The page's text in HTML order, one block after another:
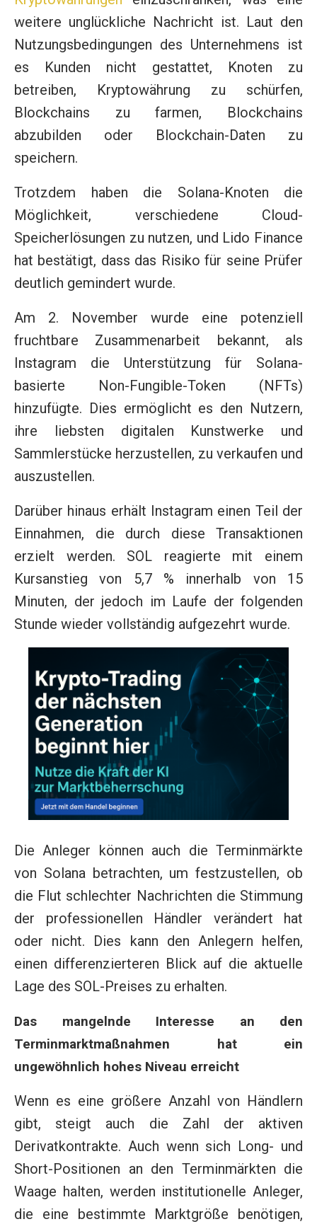
weitere unglückliche Nachricht ist. Laut den
Nutzungsbedingungen des Unternehmens ist
es Kunden nicht gestattet, Knoten zu
betreiben, Kryptowährung zu schürfen,
Blockchains zu farmen, Blockchains
abzubilden oder Blockchain-Daten zu
speichern.
Trotzdem haben die Solana-Knoten die
Möglichkeit, verschiedene Cloud-
Speicherlösungen zu nutzen, und Lido Finance
hat bestätigt, dass das Risiko für seine Prüfer
deutlich gemindert wurde.
Am 2. November wurde eine potenziell
fruchtbare Zusammenarbeit bekannt, als
Instagram die Unterstützung für Solana-
basierte Non-Fungible-Token (NFTs)
hinzufügte. Dies ermöglicht es den Nutzern,
ihre liebsten digitalen Kunstwerke und
Sammlerstücke herzustellen, zu verkaufen und
auszustellen.
Darüber hinaus erhält Instagram einen Teil der
Einnahmen, die durch diese Transaktionen
erzielt werden. SOL reagierte mit einem
Kursanstieg von 5,7 % innerhalb von 15
Minuten, der jedoch im Laufe der folgenden
Stunde wieder vollständig aufgezehrt wurde.
Die Anleger können auch die Terminmärkte
von Solana betrachten, um festzustellen, ob
die Flut schlechter Nachrichten die Stimmung
der professionellen Händler verändert hat
oder nicht. Dies kann den Anlegern helfen,
einen differenzierteren Blick auf die aktuelle
Lage des SOL-Preises zu erhalten.
Das mangelnde Interesse an den
Terminmarktmaßnahmen hat ein
ungewöhnlich hohes Niveau erreicht
Wenn es eine größere Anzahl von Händlern
gibt, steigt auch die Zahl der aktiven
Derivatkontrakte. Auch wenn sich Long- und
Short-Positionen an den Terminmärkten die
Waage halten, werden institutionelle Anleger,
die eine bestimmte Marktgröße benötigen,